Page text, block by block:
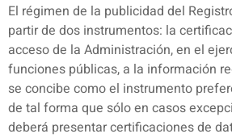
El régimen de la publicidad del
partir de dos instrumentos: la
acceso de la Administración, en el
funciones públicas, a la información
se concibe como el instrumento
de tal forma que sólo en casos
deberá presentar certificaciones de